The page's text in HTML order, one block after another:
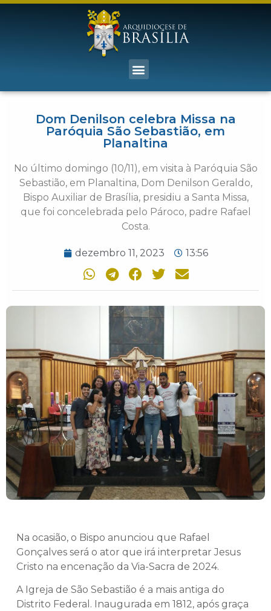
Dom Denilson celebra Missa na
Paróquia São Sebastião, em
Planaltina
No último domingo (10/11), em visita à Paróquia São
Sebastião, em Planaltina, Dom Denilson Geraldo,
Bispo Auxiliar de Brasília, presidiu a Santa Missa,
que foi concelebrada pelo Pároco, padre Rafael
Costa.
dezembro 11, 2023 13:56
Na ocasião, o Bispo anunciou que Rafael
Gonçalves será o ator que irá interpretar Jesus
Cristo na encenação da Via-Sacra de 2024.
A Igreja de São Sebastião é a mais antiga do
Distrito Federal. Inaugurada em 1812, após graça